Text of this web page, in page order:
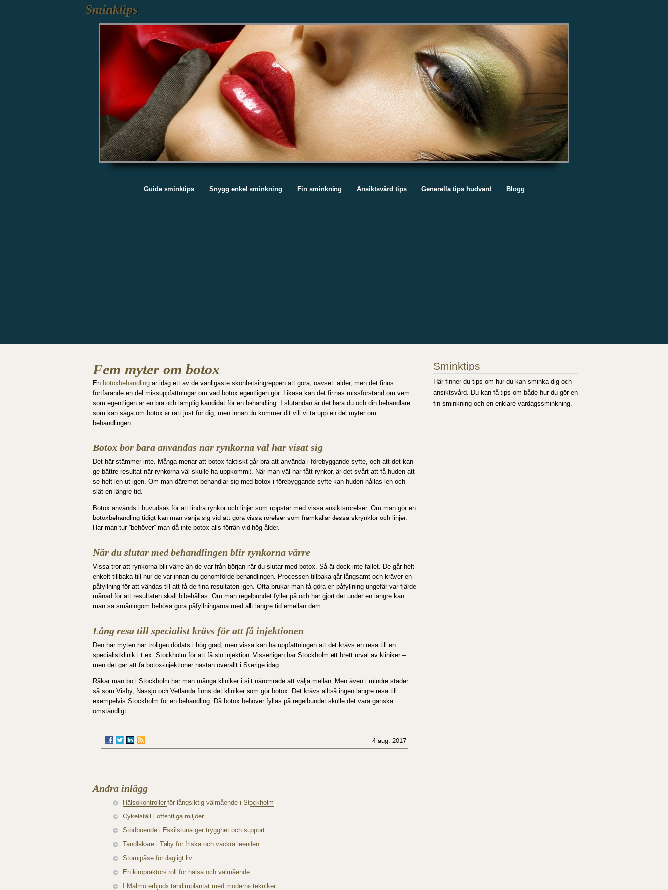
Sminktips
Guide sminktips Snygg enkel sminkning Fin sminkning Ansiktsvård tips Generella tips hudvård Blogg
Fem myter om botox
En botoxbehandling är idag ett av de vanligaste skönhetsingreppen att göra, oavsett ålder, men det finns
fortfarande en del missuppfattningar om vad botox egentligen gör. Likaså kan det finnas missförstånd om vem
som egentligen är en bra och lämplig kandidat för en behandling. I slutändan är det bara du och din behandlare
som kan säga om botox är rätt just för dig, men innan du kommer dit vill vi ta upp en del myter om
behandlingen.
Botox bör bara användas när rynkorna väl har visat sig
Det här stämmer inte. Många menar att botox faktiskt går bra att använda i förebyggande syfte, och att det kan
ge bättre resultat när rynkorna väl skulle ha uppkommit. När man väl har fått rynkor, är det svårt att få huden att
se helt len ut igen. Om man däremot behandlar sig med botox i förebyggande syfte kan huden hållas len och
slät en längre tid.
Botox används i huvudsak för att lindra rynkor och linjer som uppstår med vissa ansiktsrörelser. Om man gör en
botoxbehandling tidigt kan man vänja sig vid att göra vissa rörelser som framkallar dessa skrynklor och linjer.
Har man tur ”behöver” man då inte botox alls förrän vid hög ålder.
När du slutar med behandlingen blir rynkorna värre
Vissa tror att rynkorna blir värre än de var från början när du slutar med botox. Så är dock inte fallet. De går helt
enkelt tillbaka till hur de var innan du genomförde behandlingen. Processen tillbaka går långsamt och kräver en
påfyllning för att vändas till att få de fina resultaten igen. Ofta brukar man få göra en påfyllning ungefär var fjärde
månad för att resultaten skall bibehållas. Om man regelbundet fyller på och har gjort det under en längre kan
man så småningom behöva göra påfyllningarna med allt längre tid emellan dem.
Lång resa till specialist krävs för att få injektionen
Den här myten har troligen dödats i hög grad, men vissa kan ha uppfattningen att det krävs en resa till en
specialistklinik i t.ex. Stockholm för att få sin injektion. Visserligen har Stockholm ett brett urval av kliniker –
men det går att få botox-injektioner nästan överallt i Sverige idag.
Råkar man bo i Stockholm har man många kliniker i sitt närområde att välja mellan. Men även i mindre städer
så som Visby, Nässjö och Vetlanda finns det kliniker som gör botox. Det krävs alltså ingen längre resa till
exempelvis Stockholm för en behandling. Då botox behöver fyllas på regelbundet skulle det vara ganska
omständligt.
4 aug. 2017
Andra inlägg
Hälsokontroller för långsiktig välmående i Stockholm
Cykelställ i offentliga miljöer
Stödboende i Eskilstuna ger trygghet och support
Tandläkare i Täby för friska och vackra leenden
Stomipåse för dagligt liv
En kiropraktors roll för hälsa och välmående
I Malmö erbjuds tandimplantat med moderna tekniker
Sminktips
Här finner du tips om hur du kan sminka dig och
ansiktsvård. Du kan få tips om både hur du gör en
fin sminkning och en enklare vardagssminkning.